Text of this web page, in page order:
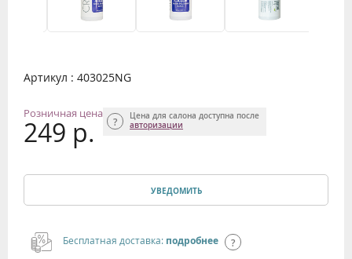
Артикул : 403025NG
Розничная цена
249 р.
Цена для салона доступна после
авторизации
УВЕДОМИТЬ
Бесплатная доставка: подробнее